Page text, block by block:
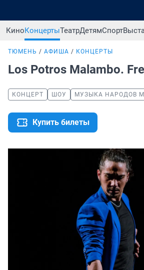
КиноКонцертыТеатрДетямСпорт
ТЮМЕНЬ АФИША КОНЦЕРТЫ
Los Potros Malambo.
КОНЦЕРТ ШОУ МУЗЫКА НАРОДОВ
Купить билеты